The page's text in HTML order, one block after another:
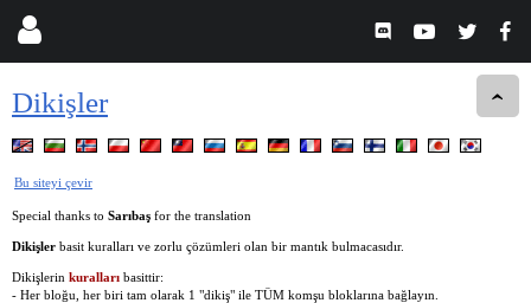
Dikişler
Bu siteyi çevir
Special thanks to Sarıbaş for the translation
Dikişler basit kuralları ve zorlu çözümleri olan bir mantık bulmacasıdır.
Dikişlerin kuralları basittir:
- Her bloğu, her biri tam olarak 1 "dikiş" ile TÜM komşu bloklarına bağlayın.